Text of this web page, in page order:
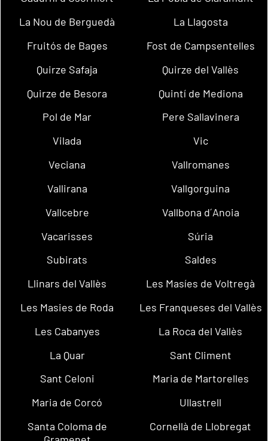
La Nou de Berguedà
La Llagosta
Fruitós de Bages
Fost de Campsentelles
Quirze Safaja
Quirze del Vallès
Quirze de Besora
Quintí de Mediona
Pol de Mar
Pere Sallavinera
Vilada
Vic
Veciana
Vallromanes
Vallirana
Vallgorguina
Vallcebre
Vallbona d´Anoia
Vacarisses
Súria
Subirats
Saldes
Llinars del Vallès
Les Masíes de Voltregà
Les Masies de Roda
Les Franqueses del Vallès
Les Cabanyes
La Roca del Vallès
La Quar
Sant Climent
Sant Celoni
Maria de Martorelles
Maria de Corcó
Ullastrell
Santa Coloma de
Cornellà de Llobregat